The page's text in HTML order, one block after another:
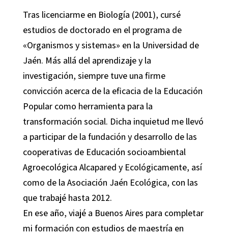
Tras licenciarme en Biología (2001), cursé
estudios de doctorado en el programa de
«Organismos y sistemas» en la Universidad de
Jaén. Más allá del aprendizaje y la
investigación, siempre tuve una firme
convicción acerca de la eficacia de la Educación
Popular como herramienta para la
transformación social. Dicha inquietud me llevó
a participar de la fundación y desarrollo de las
cooperativas de Educación socioambiental
Agroecológica Alcapared y Ecológicamente, así
como de la Asociación Jaén Ecológica, con las
que trabajé hasta 2012.
En ese año, viajé a Buenos Aires para completar
mi formación con estudios de maestría en